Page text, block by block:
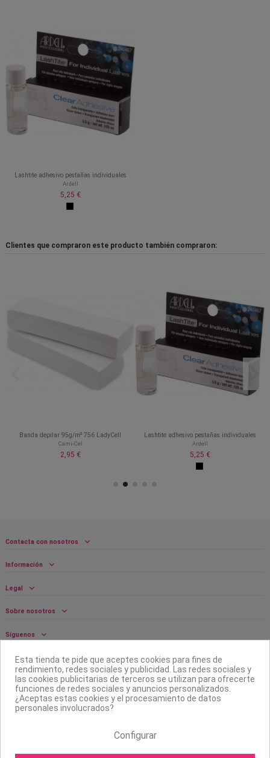
Lashtite adhesivo pestañas individuales
Ardell
5,25 €
Clientes que compraron este producto también compraron:
Banda depilar 95g/m² 756 LadyCell
Cami-Cel
2,95 €
Lashtite adhesivo pestañas individuales
Ardell
5,25 €
Contacta con nosotros
Información
Legal
Sobre nosotros
Síguenos
Boletín
Esta tienda te pide que aceptes cookies para fines de
rendimiento, redes sociales y publicidad. Las redes sociales y
las cookies publicitarias de terceros se utilizan para ofrecerte
funciones de redes sociales y anuncios personalizados.
¿Aceptas estas cookies y el procesamiento de datos
personales involucrados?
Configurar